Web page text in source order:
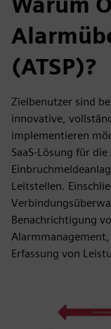
(ATSP)?
Zielbenutzer sind
innovative,
implementieren
SaaS-Lösung für
Leitstellen.
Benachrichtigung
Erfassung von